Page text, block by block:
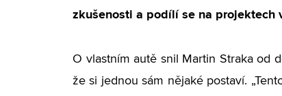
zkušenosti a podílí se na projektech
O vlastním autě snil Martin Straka od
že si jednou sám nějaké postaví.